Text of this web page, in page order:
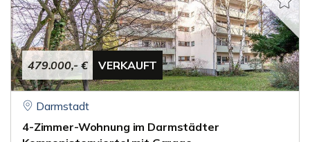
479.000,- € VERKAUFT
Darmstadt
4-Zimmer-Wohnung im Darmstädter